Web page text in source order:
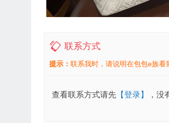
联系方式
提示： 联系我时，请说明在包包e族看
查看联系方式请先 【登录】 ，没